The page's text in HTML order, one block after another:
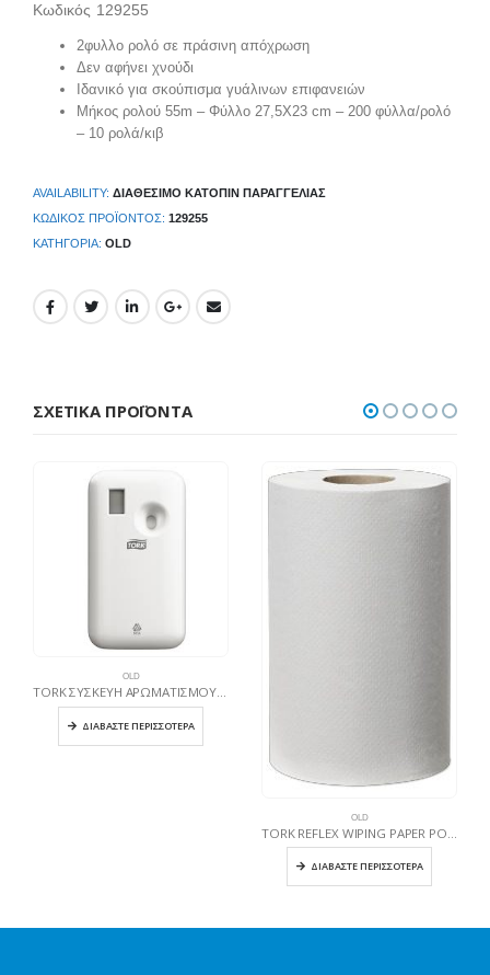
Κωδικός 129255
2φυλλο ρολό σε πράσινη απόχρωση
Δεν αφήνει χνούδι
Ιδανικό για σκούπισμα γυάλινων επιφανειών
Μήκος ρολού 55m – Φύλλο 27,5Χ23 cm – 200 φύλλα/ρολό
– 10 ρολά/κιβ
AVAILABILITY: ΔΙΑΘΈΣΙΜΟ ΚΑΤΌΠΙΝ ΠΑΡΑΓΓΕΛΊΑΣ
ΚΩΔΙΚΌΣ ΠΡΟΪΌΝΤΟΣ: 129255
ΚΑΤΗΓΟΡΊΑ: OLD
ΣΧΕΤΙΚΆ ΠΡΟΪΌΝΤΑ
OLD
TORK ΣΥΣΚΕΥΗ ΑΡΩΜΑΤΙΣΜΟΥ ΧΩΡΩΝ
ΔΙΑΒΆΣΤΕ ΠΕΡΙΣΣΌΤΕΡΑ
OLD
ΔΙΑΒΆΣΤΕ ΠΕΡΙΣΣΌΤΕΡΑ